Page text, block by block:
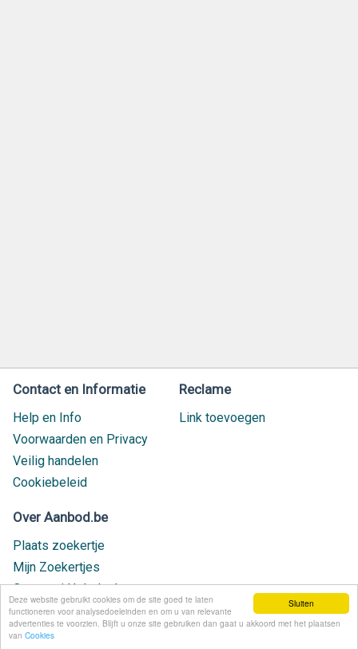
Sluiten
Deze website gebruikt cookies om de site goed te laten
functioneren voor analysedoeleinden en om u van relevante
advertenties te voorzien. Blijft u onze site gebruiken dan gaat u akkoord met het plaatsen
van Cookies
Contact en Informatie
Help en Info
Voorwaarden en Privacy
Veilig handelen
Cookiebeleid
Reclame
Link toevoegen
Over Aanbod.be
Plaats zoekertje
Mijn Zoekertjes
Contact / Helpdesk
Nieuw geplaatst